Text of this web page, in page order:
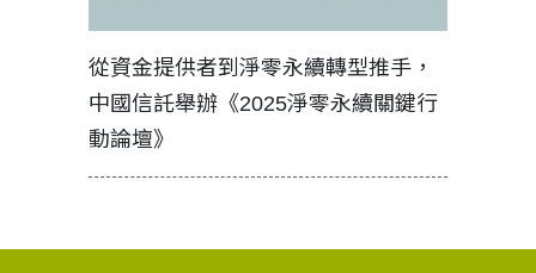
從資金提供者到淨零永續轉型推手，
中國信託舉辦《2025淨零永續關鍵行
動論壇》